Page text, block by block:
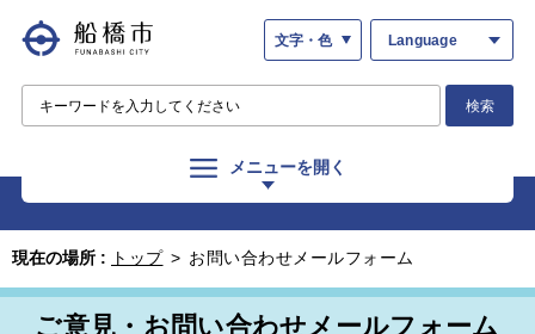
文字・色 Language
検索
メニューを開く
現在の場所 : トップ > お問い合わせメールフォーム
ご意見・お問い合わせメールフォーム